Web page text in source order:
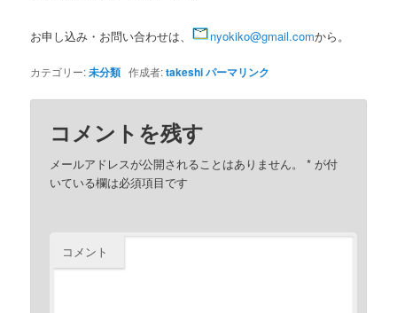
お申し込み・お問い合わせは、 nyokiko@gmail.comから。
カテゴリー:未分類 作成者:takeshiパーマリンク
コメントを残す
メールアドレスが公開されることはありません。 * が付
いている欄は必須項目です
コメント